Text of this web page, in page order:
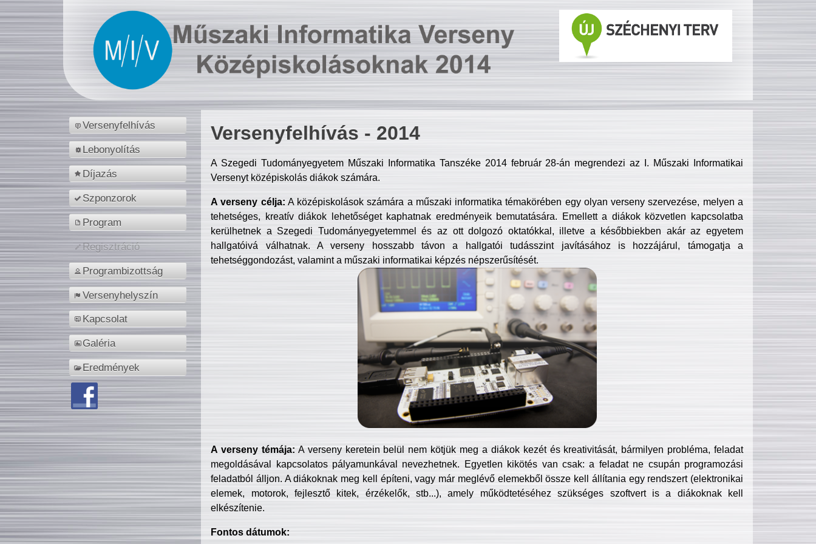
Versenyfelhívás
Lebonyolítás
Díjazás
Szponzorok
Program
Regisztráció
Programbizottság
Versenyhelyszín
Kapcsolat
Galéria
Eredmények
Versenyfelhívás - 2014
A Szegedi Tudományegyetem Műszaki Informatika Tanszéke 2014 február 28-án megrendezi az I. Műszaki Informatikai
Versenyt középiskolás diákok számára.
A verseny célja: A középiskolások számára a műszaki informatika témakörében egy olyan verseny szervezése, melyen a
tehetséges, kreatív diákok lehetőséget kaphatnak eredményeik bemutatására. Emellett a diákok közvetlen kapcsolatba
kerülhetnek a Szegedi Tudományegyetemmel és az ott dolgozó oktatókkal, illetve a későbbiekben akár az egyetem
hallgatóivá válhatnak. A verseny hosszabb távon a hallgatói tudásszint javításához is hozzájárul, támogatja a
tehetséggondozást, valamint a műszaki informatikai képzés népszerűsítését.
A verseny témája: A verseny keretein belül nem kötjük meg a diákok kezét és kreativitását, bármilyen probléma, feladat
megoldásával kapcsolatos pályamunkával nevezhetnek. Egyetlen kikötés van csak: a feladat ne csupán programozási
feladatból álljon. A diákoknak meg kell építeni, vagy már meglévő elemekből össze kell állítania egy rendszert (elektronikai
elemek, motorok, fejlesztő kitek, érzékelők, stb...), amely működtetéséhez szükséges szoftvert is a diákoknak kell
elkészítenie.
Fontos dátumok: